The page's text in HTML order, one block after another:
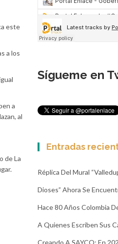
este
a los
a
al
de La
Sígueme en
Entradas
Réplica Del Mural
Dioses” Ahora Se
Hace 80 Años Colombia
A Quienes Escriben Sus
Creando A SAYCO: En